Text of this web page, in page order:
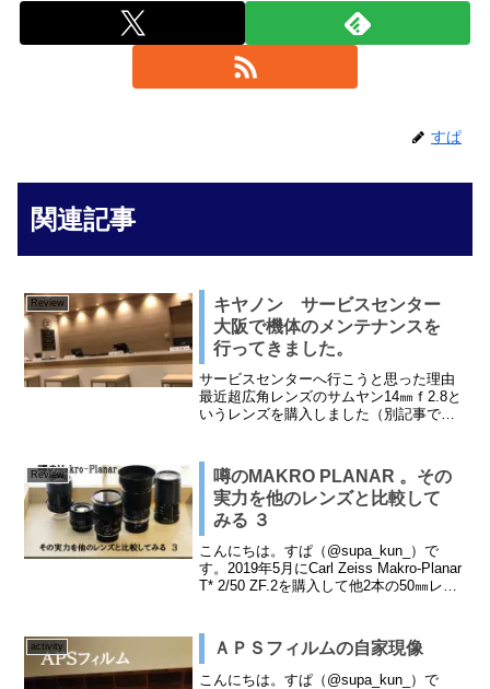
すぱ
関連記事
Review
キヤノン サービスセンター
大阪で機体のメンテナンスを
行ってきました。
サービスセンターへ行こうと思った理由
最近超広角レンズのサムヤン14㎜ｆ2.8と
いうレンズを購入しました（別記事でご
『SAMYANG（サムヤン） 14mm F2.8』
で撮影してみた...
Review
噂のMAKRO PLANAR 。その
実力を他のレンズと比較して
みる ３
こんにちは。すぱ（@supa_kun_）で
す。2019年5月にCarl Zeiss Makro-Planar
T* 2/50 ZF.2を購入して他2本の50㎜レン
の...
activity ＡＰＳフィルムの自家現像
こんにちは。すぱ（@supa_kun_）で